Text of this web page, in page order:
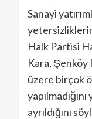
Sanayi
Halk Partisi
Kara, Şenköy
üzere birçok
ayrıldığını